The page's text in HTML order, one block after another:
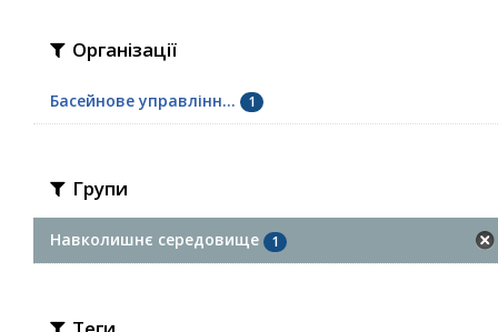
Організації
Басейнове управлінн... 1
Групи
Навколишнє середовище 1